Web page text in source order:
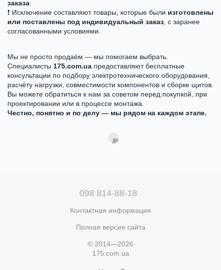
заказа
❗ Исключение составляют товары, которые были изготовлены
или поставлены под индивидуальный заказ , с заранее
согласованными условиями.
Мы не просто продаём — мы помогаем выбрать.
Специалисты 175.com.ua предоставляют бесплатные
консультации по подбору электротехнического оборудования,
расчёту нагрузки, совместимости компонентов и сборке щитов.
Вы можете обратиться к нам за советом перед покупкой, при
проектировании или в процессе монтажа.
Честно, понятно и по делу — мы рядом на каждом этапе.
098 814-88-18
Контактная информация
Полная версия сайта
© 2014—2026
175.com.ua